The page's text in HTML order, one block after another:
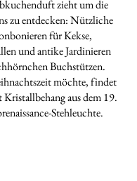
zieht um die
zu entdecken: Nützliche
für Kekse,
und antike Jardinieren
Buchstützen.
möchte, findet
aus dem 19.
Stehleuchte.